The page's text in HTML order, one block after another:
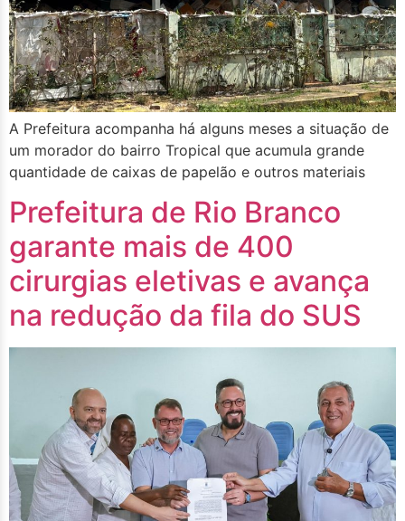
A Prefeitura acompanha há alguns meses a situação de
um morador do bairro Tropical que acumula grande
quantidade de caixas de papelão e outros materiais
Prefeitura de Rio Branco
garante mais de 400
cirurgias eletivas e avança
na redução da fila do SUS